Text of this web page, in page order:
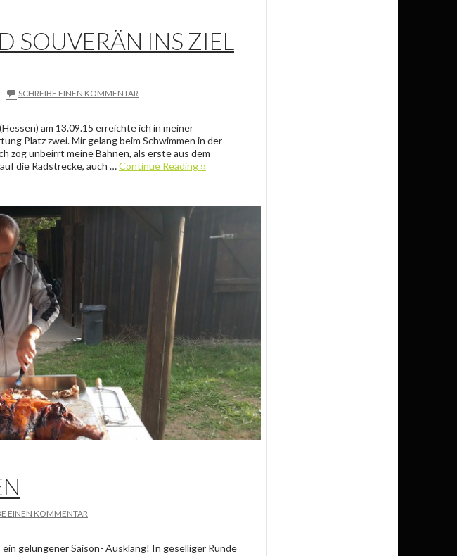
SOUVERÄN INS ZIEL
SCHREIBE EINEN KOMMENTAR
am 13.09.15 erreichte ich in meiner
Platz zwei. Mir gelang beim Schwimmen in der
zog unbeirrt meine Bahnen, als erste aus dem
die Radstrecke, auch …Continue Reading ››
EINEN KOMMENTAR
gelungener Saison- Ausklang! In geselliger Runde